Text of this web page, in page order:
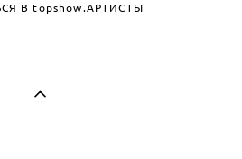
В topshow.АРТИСТЫ